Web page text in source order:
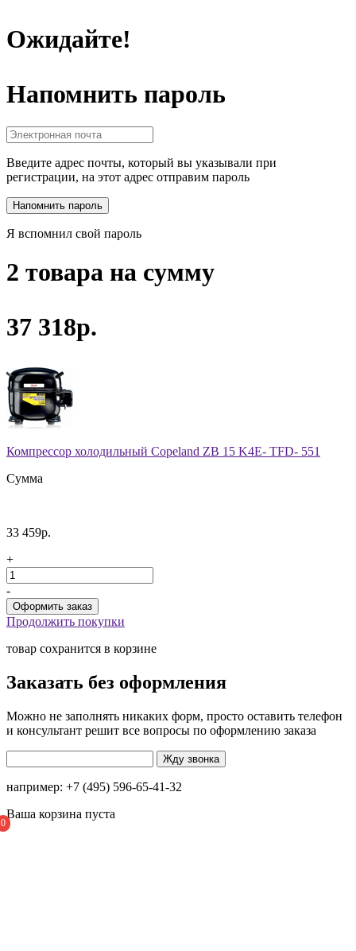
0
Ожидайте!
Напомнить пароль
Введите адрес почты, который вы указывали при
регистрации, на этот адрес отправим пароль
Я вспомнил свой пароль
2 товара на сумму
37 318р.
Компрессор холодильный Copeland ZB 15 K4E- TFD- 551
Сумма
33 459р.
+
-
Продолжить покупки
товар сохранится в корзине
Заказать без оформления
Можно не заполнять никаких форм, просто оставить телефон
и консультант решит все вопросы по оформлению заказа
например: +7 (495) 596-65-41-32
Ваша корзина пуста